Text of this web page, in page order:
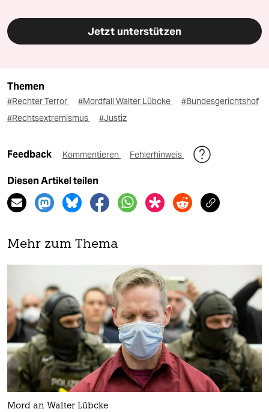
Jetzt unterstützen
Themen
#Rechter Terror #Mordfall Walter Lübcke
#Bundesgerichtshof
#Rechtsextremismus
#Justiz
Feedback Kommentieren Fehlerhinweis
Diesen Artikel teilen
Mehr zum Thema
Mord an Walter Lübcke